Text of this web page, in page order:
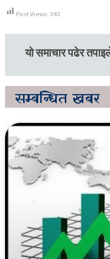
Post Views: 343
यो समाचार पढेर
सम्बन्धित खबर